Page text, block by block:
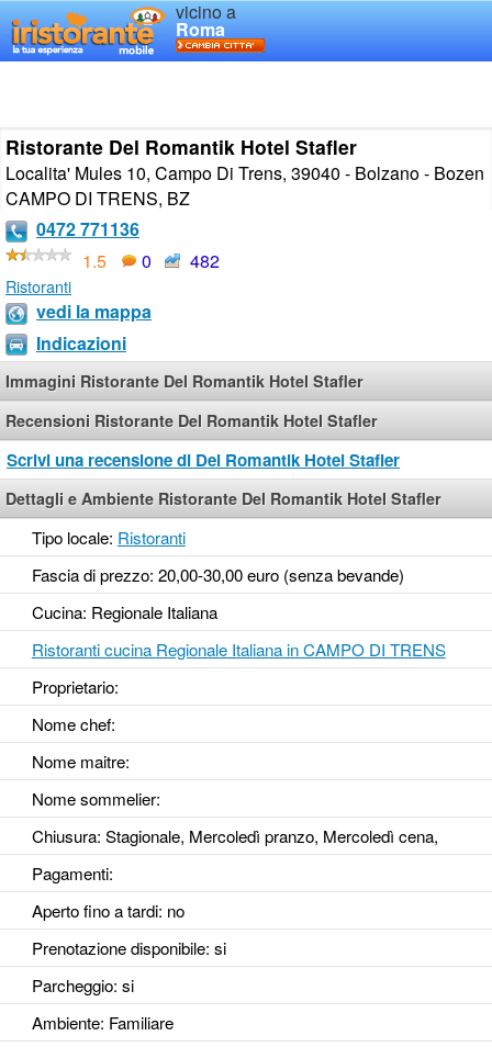
vicino a
Roma
Ristorante Del Romantik Hotel Stafler
Localita' Mules 10, Campo Di Trens, 39040 - Bolzano - Bozen
CAMPO DI TRENS, BZ
0472 771136
1.5
0 482
Ristoranti
vedi la mappa
Indicazioni
Immagini Ristorante Del Romantik Hotel Stafler
Recensioni Ristorante Del Romantik Hotel Stafler
Scrivi una recensione di Del Romantik Hotel Stafler
Dettagli e Ambiente Ristorante Del Romantik Hotel Stafler
Tipo locale: Ristoranti
Fascia di prezzo: 20,00-30,00 euro (senza bevande)
Cucina: Regionale Italiana
Ristoranti cucina Regionale Italiana in CAMPO DI TRENS
Proprietario:
Nome chef:
Nome maitre:
Nome sommelier:
Chiusura: Stagionale, Mercoledì pranzo, Mercoledì cena,
Pagamenti:
Aperto fino a tardi: no
Prenotazione disponibile: si
Parcheggio: si
Ambiente: Familiare